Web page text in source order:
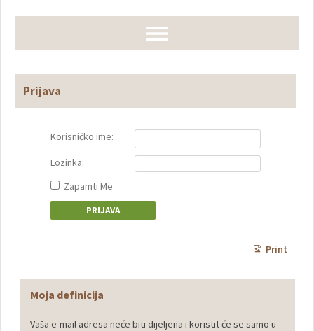
Prijava
Korisničko ime:
Lozinka:
Zapamti Me
Print
Moja definicija
Vaša e-mail adresa neće biti dijeljena i koristit će se samo u